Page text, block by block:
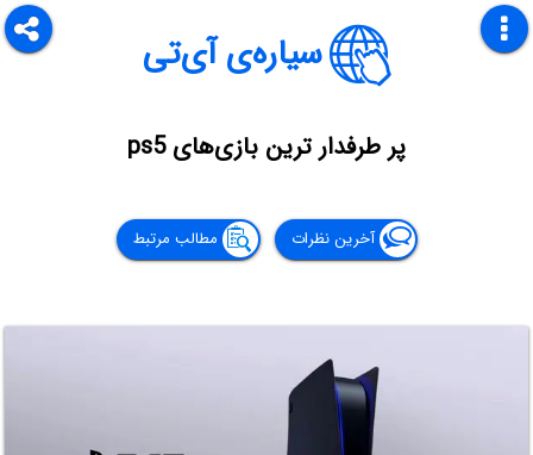
سیاره‌ی آی‌تی
پر طرفدار ترین بازی‌های ps5
آخرین نظرات مطالب مرتبط